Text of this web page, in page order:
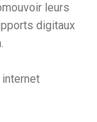
leurs
digitaux